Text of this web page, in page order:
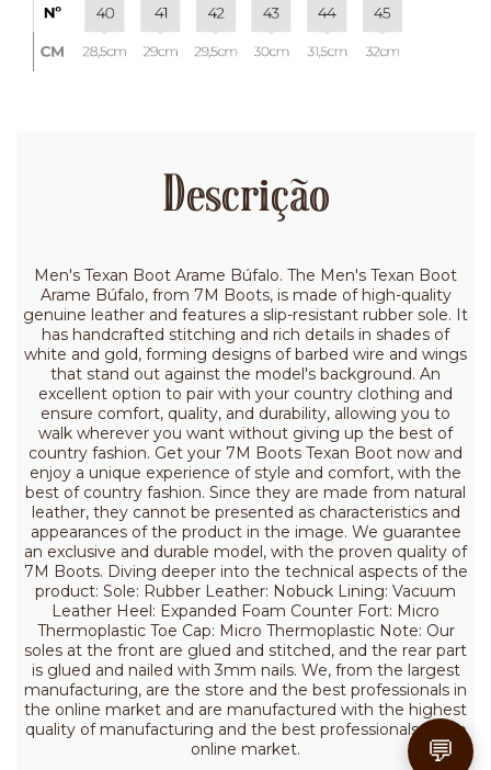
Descrição
Men's Texan Boot Arame Búfalo. The Men's Texan Boot
Arame Búfalo, from 7M Boots, is made of high-quality
genuine leather and features a slip-resistant rubber sole. It
has handcrafted stitching and rich details in shades of
white and gold, forming designs of barbed wire and wings
that stand out against the model's background. An
excellent option to pair with your country clothing and
ensure comfort, quality, and durability, allowing you to
walk wherever you want without giving up the best of
country fashion. Get your 7M Boots Texan Boot now and
enjoy a unique experience of style and comfort, with the
best of country fashion. Since they are made from natural
leather, they cannot be presented as characteristics and
appearances of the product in the image. We guarantee
an exclusive and durable model, with the proven quality of
7M Boots. Diving deeper into the technical aspects of the
product: Sole: Rubber Leather: Nobuck Lining: Vacuum
Leather Heel: Expanded Foam Counter Fort: Micro
Thermoplastic Toe Cap: Micro Thermoplastic Note: Our
soles at the front are glued and stitched, and the rear part
is glued and nailed with 3mm nails. We, from the largest
manufacturing, are the store and the best professionals in
the online market and are manufactured with the highest
quality of manufacturing and the best professionals in the
online market.
💬